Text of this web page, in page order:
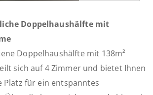
Doppelhaushälfte mit
Doppelhaushälfte mit 138m²
sich auf 4 Zimmer und bietet Ihnen
Platz für ein entspanntes